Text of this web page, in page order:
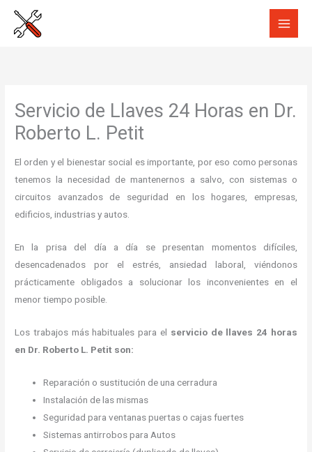
Servicio de Llaves 24 Horas en Dr.
Roberto L. Petit
El orden y el bienestar social es importante, por eso como personas
tenemos la necesidad de mantenernos a salvo, con sistemas o
circuitos avanzados de seguridad en los hogares, empresas,
edificios, industrias y autos.
En la prisa del día a día se presentan momentos difíciles,
desencadenados por el estrés, ansiedad laboral, viéndonos
prácticamente obligados a solucionar los inconvenientes en el
menor tiempo posible.
Los trabajos más habituales para el servicio de llaves 24 horas
en Dr. Roberto L. Petit son:
Reparación o sustitución de una cerradura
Instalación de las mismas
Seguridad para ventanas puertas o cajas fuertes
Sistemas antirrobos para Autos